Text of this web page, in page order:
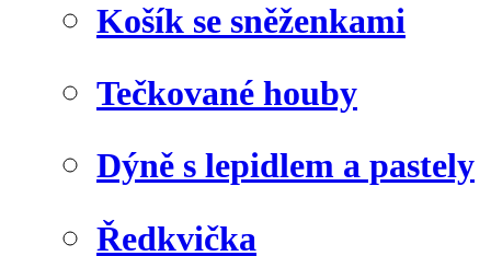
Košík se sněženkami
Tečkované houby
Dýně s lepidlem a pastely
Ředkvička